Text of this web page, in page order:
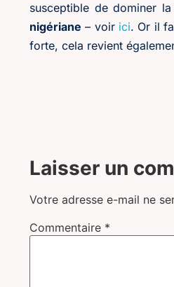
susceptible de dominer
nigériane – voir ici. Or il
forte, cela revient
Laisser un
Votre adresse e-mail ne
Commentaire *